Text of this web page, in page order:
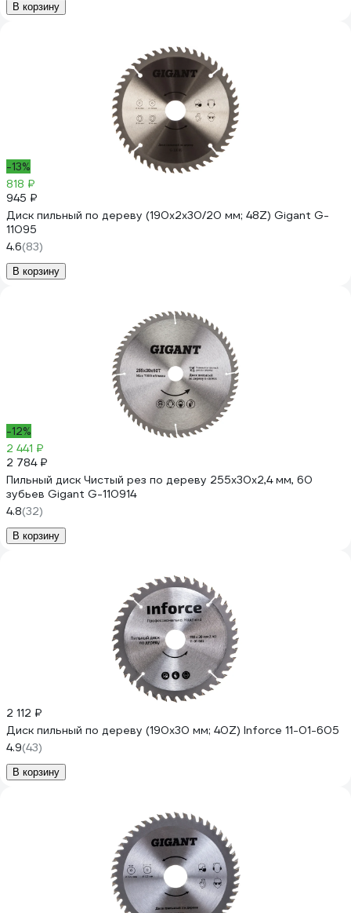
В корзину
-13%
818 ₽
945 ₽
Диск пильный по дереву (190х2х30/20 мм; 48Z) Gigant G-
11095
4.6(83)
В корзину
-12%
2 441 ₽
2 784 ₽
Пильный диск Чистый рез по дереву 255x30х2,4 мм, 60
зубьев Gigant G-110914
4.8(32)
В корзину
2 112 ₽
Диск пильный по дереву (190х30 мм; 40Z) Inforce 11-01-605
4.9(43)
В корзину